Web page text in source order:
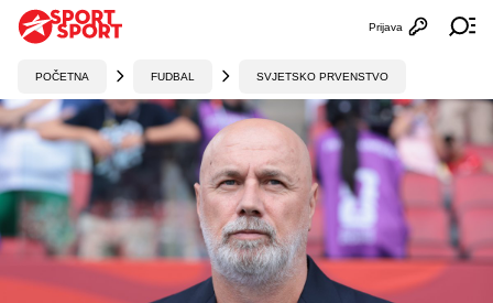
Otvori
Prijava
POČETNA FUDBAL SVJETSKO PRVENSTVO